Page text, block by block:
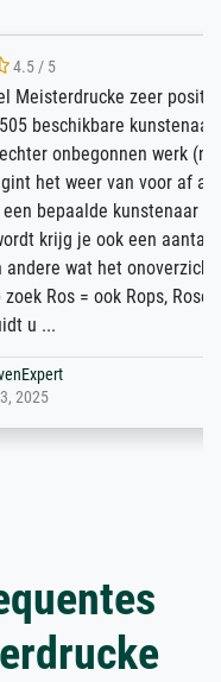
positief.
werk (na
voor af aan).
aantal
Rose etc).